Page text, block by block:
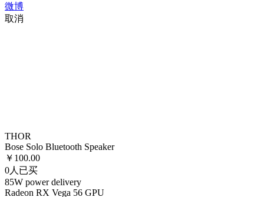
微博
取消
THOR
Bose Solo Bluetooth Speaker
￥ 100.00
0人已买
85W power delivery
Radeon RX Vega 56 GPU